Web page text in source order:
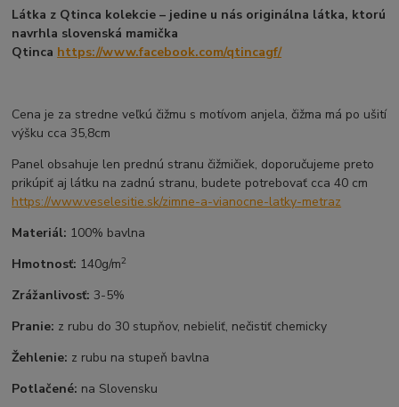
Látka z Qtinca kolekcie – jedine u nás originálna látka, ktorú
navrhla slovenská mamička
Qtinca https://www.facebook.com/qtincagf/
Cena je za stredne veľkú čižmu s motívom anjela, čižma má po ušití
výšku cca 35,8cm
Panel obsahuje len prednú stranu čižmičiek, doporučujeme preto
prikúpiť aj látku na zadnú stranu, budete potrebovať cca 40 cm
https://www.veselesitie.sk/zimne-a-vianocne-latky-metraz
Materiál: 100% bavlna
Hmotnosť: 140g/m2
Zrážanlivosť: 3-5%
Pranie: z rubu do 30 stupňov, nebieliť, nečistiť chemicky
Žehlenie: z rubu na stupeň bavlna
Potlačené: na Slovensku